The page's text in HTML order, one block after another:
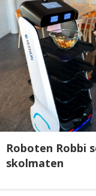
Roboten Robbi
skolmaten